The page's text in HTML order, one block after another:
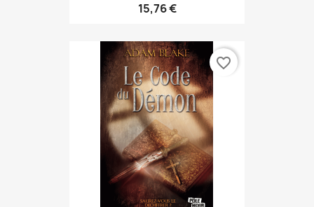
15,76 €
favorite_border